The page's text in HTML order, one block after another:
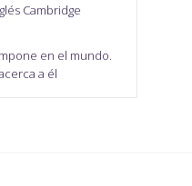
Cambridge
en el mundo.
a él